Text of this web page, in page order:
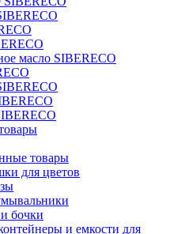
масло SIBERECO
товары
для цветов
бочки
и емкости для